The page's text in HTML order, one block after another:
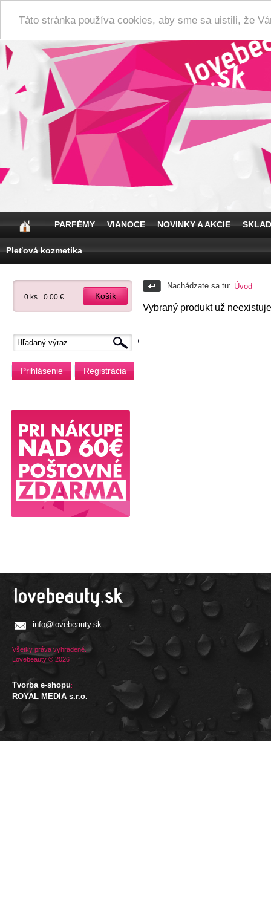
Táto stránka používa cookies, aby sme sa uistili, že
PARFÉMY VIANOCE NOVINKY A AKCIE
Pleťová kozmetika
0 ks 0.00 € Košík
Prihlásenie Registrácia
Nachádzate sa tu: Úvod
Vybraný produkt už
info@lovebeauty.sk
Všetky práva vyhradené.
Lovebeauty © 2026
Tvorba e-shopu:
ROYAL MEDIA s.r.o.